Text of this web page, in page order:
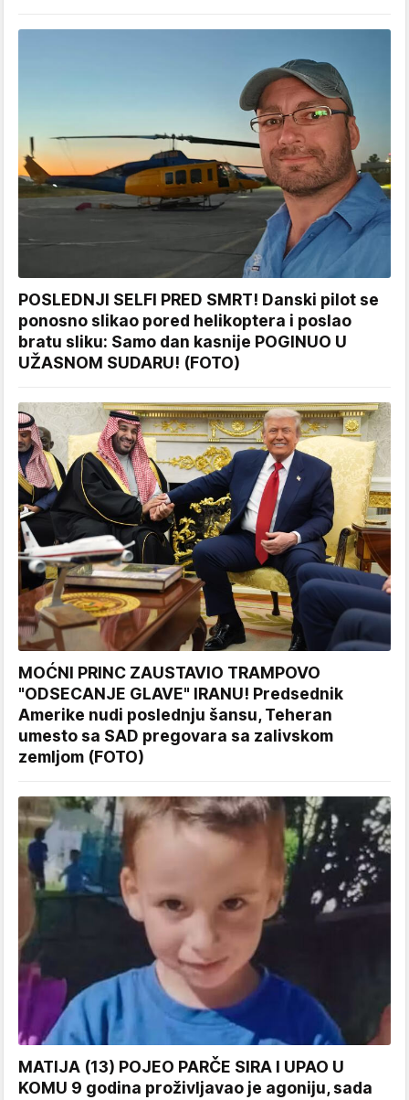
POSLEDNJI SELFI PRED SMRT! Danski pilot se
ponosno slikao pored helikoptera i poslao
bratu sliku: Samo dan kasnije POGINUO U
UŽASNOM SUDARU! (FOTO)
MOĆNI PRINC ZAUSTAVIO TRAMPOVO
"ODSECANJE GLAVE" IRANU! Predsednik
Amerike nudi poslednju šansu, Teheran
umesto sa SAD pregovara sa zalivskom
zemljom (FOTO)
MATIJA (13) POJEO PARČE SIRA I UPAO U
KOMU 9 godina proživljavao je agoniju, sada